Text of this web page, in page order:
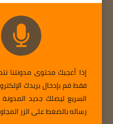
إذا أعجبك محتوى مدونتنا
فقط قم بإدخال بريدك
السريع ليصلك جديد
رساله بالضغط على الزر